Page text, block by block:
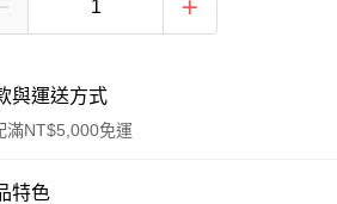
與運送方式
滿NT$5,000免運
方式
特色